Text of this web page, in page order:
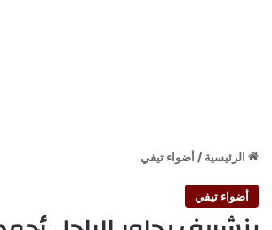
الرئيسية / أضواء تيفي
أضواء تيفي